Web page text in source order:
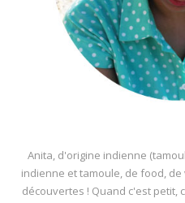
Anita, d'origine indienne
indienne et tamoule, de food,
découvertes ! Quand c'est petit,